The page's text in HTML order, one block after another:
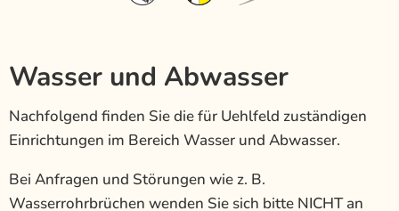
Wasser und Abwasser
Nachfolgend finden Sie die für Uehlfeld zuständigen
Einrichtungen im Bereich Wasser und Abwasser.
Bei Anfragen und Störungen wie z. B.
Wasserrohrbrüchen wenden Sie sich bitte NICHT an